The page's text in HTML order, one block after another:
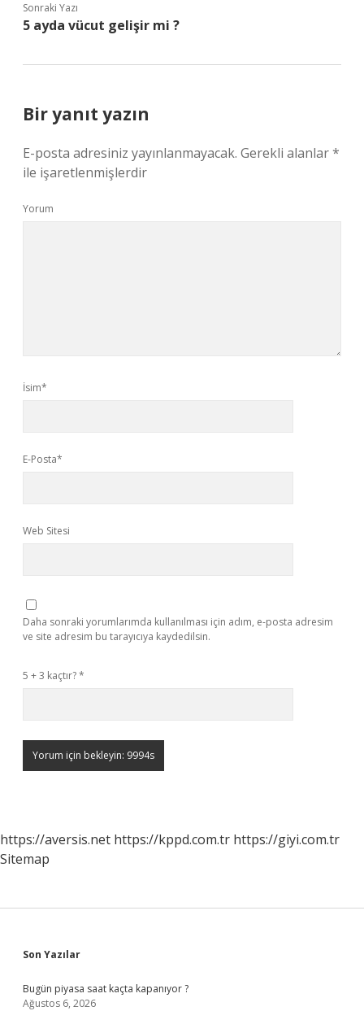
Sonraki Yazı
5 ayda vücut gelişir mi ?
Bir yanıt yazın
E-posta adresiniz yayınlanmayacak. Gerekli alanlar*
ile işaretlenmişlerdir
Yorum
İsim*
E-Posta*
Web Sitesi
Daha sonraki yorumlarımda kullanılması için adım, e-posta adresim
ve site adresim bu tarayıcıya kaydedilsin.
5 + 3 kaçtır?*
https://aversis.net https://kppd.com.tr https://giyi.com.tr
Sitemap
Sidebar
Son Yazılar
Bugün piyasa saat kaçta kapanıyor ?
Ağustos 6, 2026